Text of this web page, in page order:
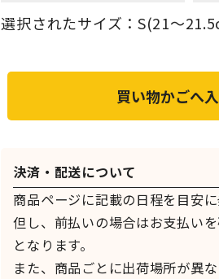
選択されたサイズ：S(21～
決済・配送について
商品ページに記載の日程を目安に
但し、前払いの場合はお支払い
となります。
また、商品ごとに出荷場所が異
買い物かごへ